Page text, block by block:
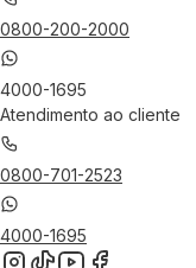
0800-200-2000
4000-1695
Atendimento ao cliente
0800-701-2523
4000-1695